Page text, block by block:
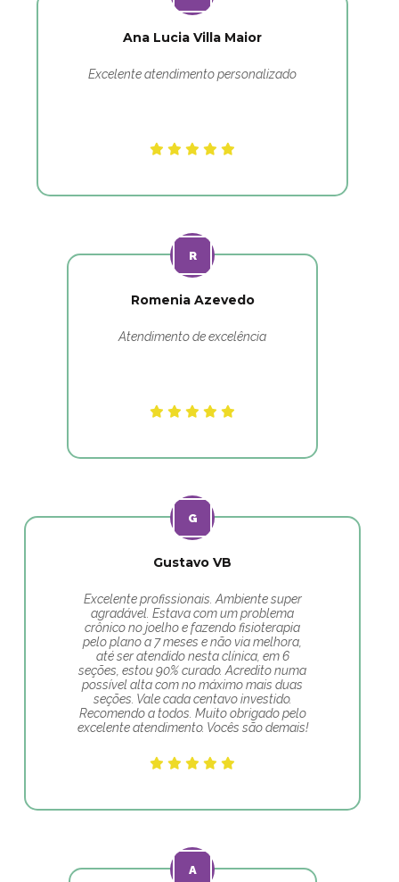
Ana Lucia Villa Maior
Excelente atendimento personalizado
Romenia Azevedo
Atendimento de excelência
Gustavo VB
Excelente profissionais. Ambiente super
agradável. Estava com um problema
crônico no joelho e fazendo fisioterapia
pelo plano a 7 meses e não via melhora,
até ser atendido nesta clínica, em 6
seções, estou 90% curado. Acredito numa
possível alta com no máximo mais duas
seções. Vale cada centavo investido.
Recomendo a todos. Muito obrigado pelo
excelente atendimento. Vocês são demais!